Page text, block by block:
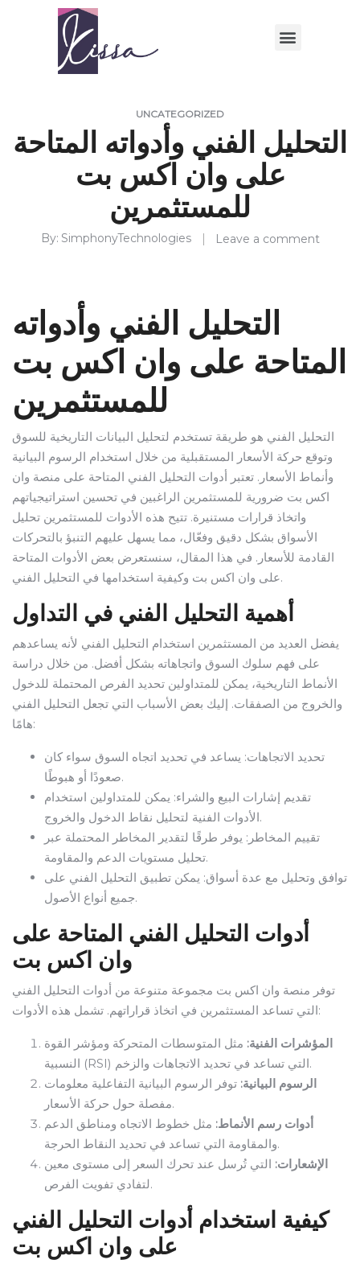
UNCATEGORIZED
التحليل الفني وأدواته المتاحة
على وان اكس بت
للمستثمرين
By SimphonyTechnologies Leave a comment
التحليل الفني وأدواته
المتاحة على وان اكس بت
للمستثمرين
التحليل الفني هو طريقة تستخدم لتحليل البيانات التاريخية للسوق
وتوقع حركة الأسعار المستقبلية من خلال استخدام الرسوم البيانية
وأنماط الأسعار. تعتبر أدوات التحليل الفني المتاحة على منصة وان
اكس بت ضرورية للمستثمرين الراغبين في تحسين استراتيجياتهم
واتخاذ قرارات مستنيرة. تتيح هذه الأدوات للمستثمرين تحليل
الأسواق بشكل دقيق وفعّال، مما يسهل عليهم التنبؤ بالتحركات
القادمة للأسعار. في هذا المقال، سنستعرض بعض الأدوات المتاحة
على وان اكس بت وكيفية استخدامها في التحليل الفني.
أهمية التحليل الفني في التداول
يفضل العديد من المستثمرين استخدام التحليل الفني لأنه يساعدهم
على فهم سلوك السوق واتجاهاته بشكل أفضل. من خلال دراسة
الأنماط التاريخية، يمكن للمتداولين تحديد الفرص المحتملة للدخول
والخروج من الصفقات. إليك بعض الأسباب التي تجعل التحليل الفني
هامًا:
تحديد الاتجاهات: يساعد في تحديد اتجاه السوق سواء كان
صعودًا أو هبوطًا.
تقديم إشارات البيع والشراء: يمكن للمتداولين استخدام
الأدوات الفنية لتحليل نقاط الدخول والخروج.
تقييم المخاطر: يوفر طرقًا لتقدير المخاطر المحتملة عبر
تحليل مستويات الدعم والمقاومة.
توافق وتحليل مع عدة أسواق: يمكن تطبيق التحليل الفني على
جميع أنواع الأصول.
أدوات التحليل الفني المتاحة على
وان اكس بت
توفر منصة وان اكس بت مجموعة متنوعة من أدوات التحليل الفني
التي تساعد المستثمرين في اتخاذ قراراتهم. تشمل هذه الأدوات:
المؤشرات الفنية: مثل المتوسطات المتحركة ومؤشر القوة
النسبية (RSI) التي تساعد في تحديد الاتجاهات والزخم.
الرسوم البيانية: توفر الرسوم البيانية التفاعلية معلومات
مفصلة حول حركة الأسعار.
أدوات رسم الأنماط: مثل خطوط الاتجاه ومناطق الدعم
والمقاومة التي تساعد في تحديد النقاط الحرجة.
الإشعارات: التي تُرسل عند تحرك السعر إلى مستوى معين
لتفادي تفويت الفرص.
كيفية استخدام أدوات التحليل الفني
على وان اكس بت